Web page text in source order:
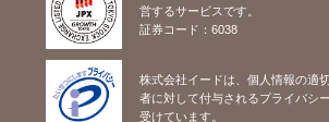
営するサービスです。
証券コード：6038
株式会社イードは、個人情報の適
者に対して付与されるプライバシ
受けています。